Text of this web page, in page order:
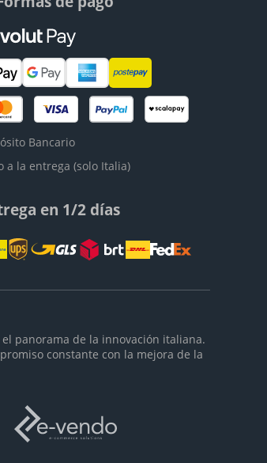
Bancario
a la entrega (solo Italia)
en 1/2 días
panorama de la innovación italiana.
constante con la mejora de la